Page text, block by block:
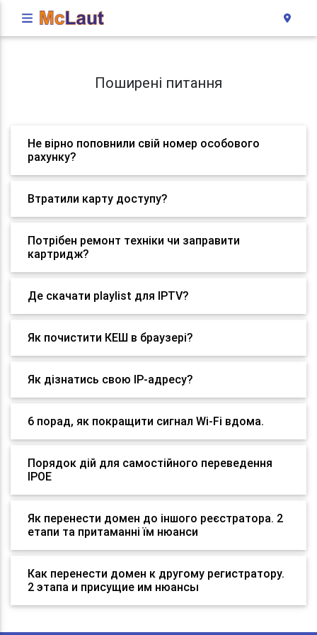
Поширені питання
Не вірно поповнили свій номер особового
рахунку?
Втратили карту доступу?
Потрібен ремонт техніки чи заправити
картридж?
Де скачати playlist для IPTV?
Як почистити КЕШ в браузері?
Як дізнатись свою IP-адресу?
6 порад, як покращити сигнал Wi-Fi вдома.
Порядок дій для самостійного переведення
IPOE
Як перенести домен до іншого реєстратора. 2
етапи та притаманні їм нюанси
Как перенести домен к другому регистратору.
2 этапа и присущие им нюансы